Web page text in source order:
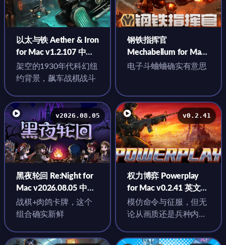
以太与铁 Aether & Iron
for Mac v1.2.107 中文
原生版
架空的1930年代科幻纽
约背景，飙车战棋战斗
钢铁指挥官
Mechabellum for Mac
v1.11.1.2.2227 中文原
电子斗蛐蛐确实有意思
v2026.08.05
黑夜轮回 Re:Night for
Mac v2026.08.05 中文
原生版
战棋+肉鸽卡牌，这个
组合确实新鲜
v0.2.41
权力博弈 Powerplay
for Mac v0.2.41 英文原
生版
模仿命令与征服，但无
论从画质还是兵种内容
烂、坦克碾压等细节也